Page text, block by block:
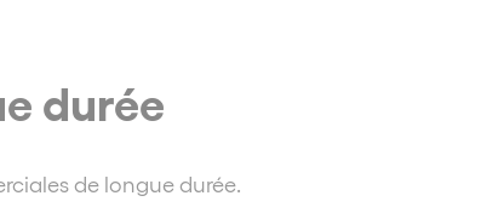
durée
de longue durée.